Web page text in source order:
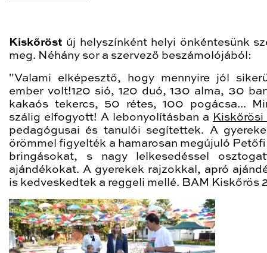
Kiskőröst új helyszínként helyi önkéntesünk
meg. Néhány sor a szervező beszámolójából:
"Valami elképesztő, hogy mennyire jól
ember volt!120 sió, 120 duó, 130 alma, 30
kakaós tekercs, 50 rétes, 100 pogácsa...
szálig elfogyott! A lebonyolításban a Kiskőrösi
pedagógusai és tanulói segítettek. A
örömmel figyelték a hamarosan megújuló Petőfi
bringásokat, s nagy lelkesedéssel
ajándékokat. A gyerekek rajzokkal, apró
is kedveskedtek a reggeli mellé. BAM Kiskőrös